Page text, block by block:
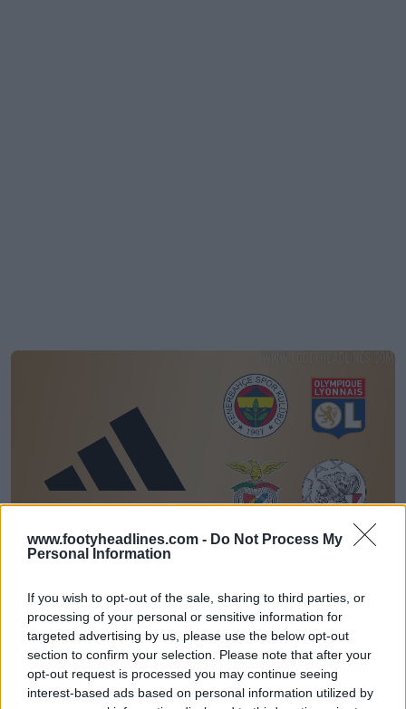
www.footyheadlines.com - Do Not Process My
Personal Information
If you wish to opt-out of the sale, sharing to third parties, or
processing of your personal or sensitive information for
targeted advertising by us, please use the below opt-out
section to confirm your selection. Please note that after your
opt-out request is processed you may continue seeing
interest-based ads based on personal information utilized by
37 16 0 12.3K 26 Feb 2026